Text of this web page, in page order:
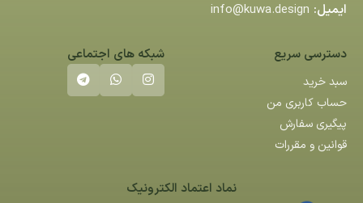
ایمیل: info@kuwa.design
دسترسی سریع
سبد خرید
حساب کاربری من
پیگیری سفارش
قوانین و مقررات
شبکه های اجتماعی
نماد اعتماد الکترونیک